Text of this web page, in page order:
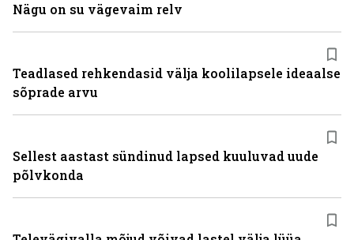
Nägu on su vägevaim relv
Teadlased rehkendasid välja koolilapsele ideaalse
sõprade arvu
Sellest aastast sündinud lapsed kuuluvad uude
põlvkonda